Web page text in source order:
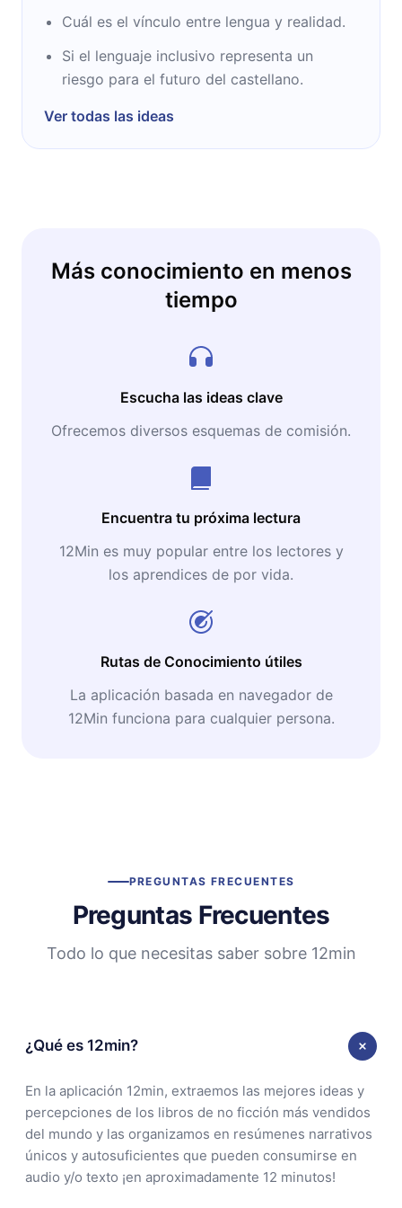
Cuál es el vínculo entre lengua y realidad.
Si el lenguaje inclusivo representa un
riesgo para el futuro del castellano.
Ver todas las ideas
Más conocimiento en menos
tiempo
Escucha las ideas clave
Ofrecemos diversos esquemas de comisión.
Encuentra tu próxima lectura
12Min es muy popular entre los lectores y
los aprendices de por vida.
Rutas de Conocimiento útiles
La aplicación basada en navegador de
12Min funciona para cualquier persona.
PREGUNTAS FRECUENTES
Preguntas Frecuentes
Todo lo que necesitas saber sobre 12min
¿Qué es 12min?
En la aplicación 12min, extraemos las mejores ideas y
percepciones de los libros de no ficción más vendidos
del mundo y las organizamos en resúmenes narrativos
únicos y autosuficientes que pueden consumirse en
audio y/o texto ¡en aproximadamente 12 minutos!